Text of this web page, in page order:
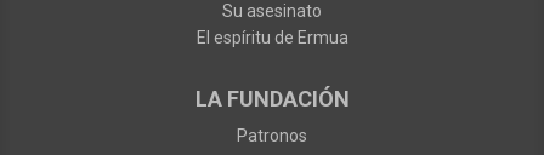
Su asesinato
El espíritu de Ermua
LA FUNDACIÓN
Patronos